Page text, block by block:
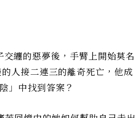
纏的惡夢後，手臂上開始莫名
人接二連三的離奇死亡，他成
」中找到答案？